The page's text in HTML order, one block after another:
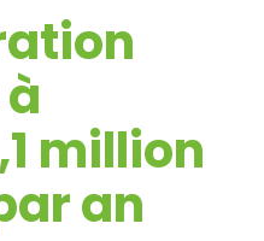
million
an